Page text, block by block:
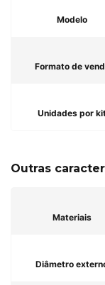
Modelo
Formato de
Unidades por
Outras
Materiais
Diâmetro